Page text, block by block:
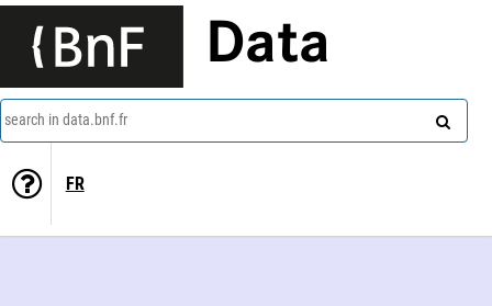
Data
search in data.bnf.fr
FR